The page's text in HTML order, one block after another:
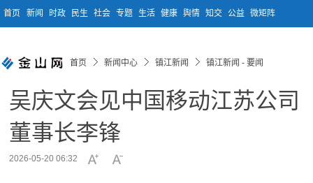
首页 新闻 时政 民生 社会 专题 生活 健康 舆情 知交 公益 微矩阵
首页 新闻中心 镇江新闻 镇江新闻 - 要闻
吴庆文会见中国移动江苏公司
董事长李锋
2026-05-20 06:32